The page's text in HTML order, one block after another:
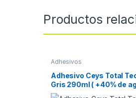
Productos
Adhesivos
Adhesivo Ceys Total
Gris 290ml ( +40% de
)